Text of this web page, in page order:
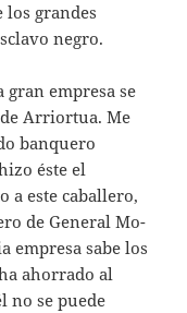
los grandes
negro.
gran empresa se
Arriortua. Me
banquero
éste el
a este caballero,
de General Mo­
empresa sabe los
ahorrado al
no se puede